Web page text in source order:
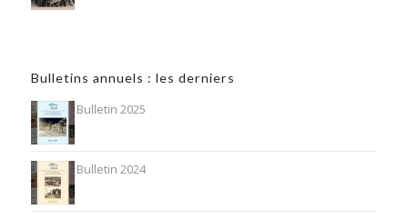
Bulletins annuels : les derniers
Bulletin 2025
Bulletin 2024